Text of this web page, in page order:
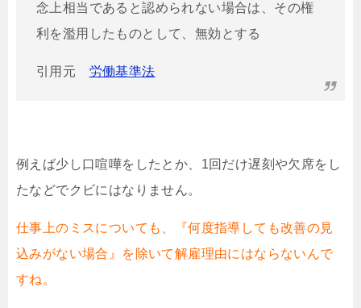
念上相当であると認められない場合は、その権
利を濫用したものとして、無効とする
引用元 労働基準法
例えば少し口喧嘩をしたとか、1回だけ遅刻や欠席をし
たなどでクビにはなりません。
仕事上のミスについても、『何度指導しても改善の見
込みがない場合』を除いて解雇理由にはならないんで
すね。